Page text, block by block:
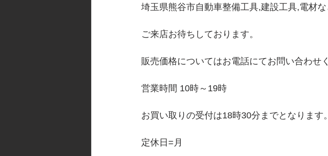
埼玉県熊谷市自動車整備工具,建設工具,電材
ご来店お待ちしております。
販売価格についてはお電話にてお問い合わせ
営業時間 10時～19時
お買い取りの受付は18時30分までとなります。
定休日=月